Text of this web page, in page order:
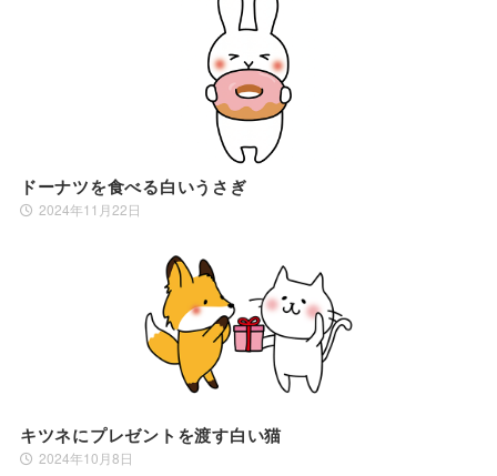
ドーナツを食べる白いうさぎ
2024年11月22日
キツネにプレゼントを渡す白い猫
2024年10月8日